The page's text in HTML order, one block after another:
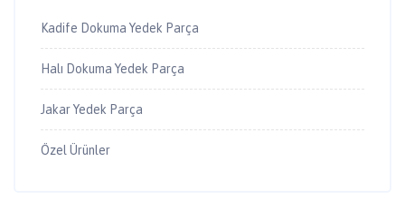
Kadife Dokuma Yedek Parça
Halı Dokuma Yedek Parça
Jakar Yedek Parça
Özel Ürünler